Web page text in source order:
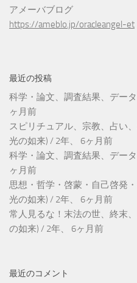
アメーバブログ
https://ameblo.jp/oracleangel-et
最近の投稿
科学・論文、調査結果、デー
ヶ月前
スピリチュアル、宗教、占い
光の如来) / 2年、 6ヶ月前
科学・論文、調査結果、デー
ヶ月前
思想・哲学・啓蒙・自己啓発
光の如来) / 2年、 6ヶ月前
常人見るな！末法の世、終末
の如来) / 2年、 6ヶ月前
最近のコメント